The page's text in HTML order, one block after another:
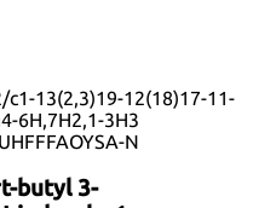
c1-13(2,3)19-12(18)17-11-
6H,7H2,1-3H3
N
butyl 3-